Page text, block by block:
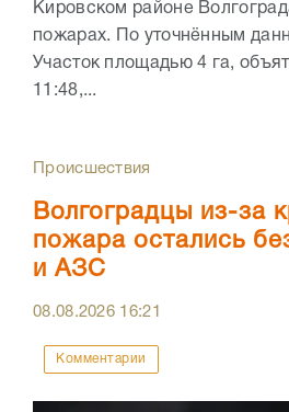
Кировском районе
пожарах. По уточнённым
Участок площадью 4 га,
11:48,...
Происшествия
Волгоградцы из-за
пожара остались
и АЗС
08.08.2026 16:21
Комментарии